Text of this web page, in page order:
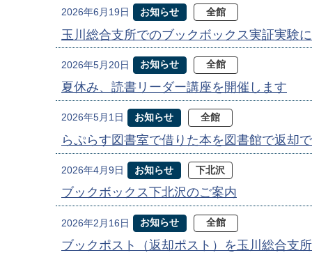
2026年6月19日 お知らせ 全館
玉川総合支所でのブックボックス実証実験
2026年5月20日 お知らせ 全館
夏休み、読書リーダー講座を開催します
2026年5月1日 お知らせ 全館
らぷらす図書室で借りた本を図書館で返却
2026年4月9日 お知らせ 下北沢
ブックボックス下北沢のご案内
2026年2月16日 お知らせ 全館
ブックポスト（返却ポスト）を玉川総合支